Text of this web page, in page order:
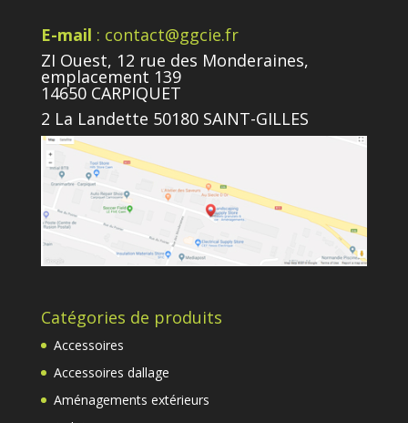
E-mail : contact@ggcie.fr
ZI Ouest, 12 rue des Monderaines,
emplacement 139
14650 CARPIQUET
2 La Landette 50180 SAINT-GILLES
Catégories de produits
Accessoires
Accessoires dallage
Aménagements extérieurs